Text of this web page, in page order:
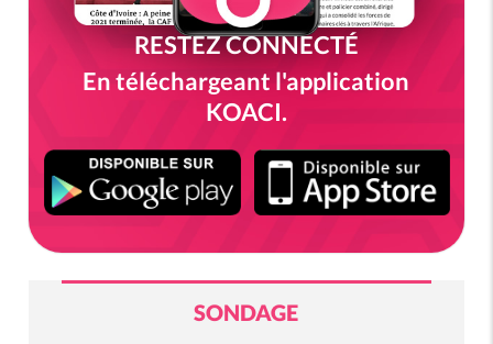
RESTEZ CONNECTÉ
En téléchargeant l'application
KOACI.
SONDAGE